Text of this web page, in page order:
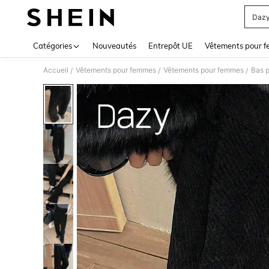
Catégories Nouveautés Entrepôt UE Vêtements pour
Accueil / Vêtements pour femmes / Vêtements pour femmes / Bas